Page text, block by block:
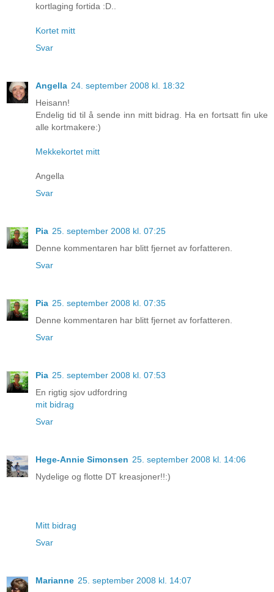
kortlaging fortida :D..
Kortet mitt
Svar
Angella 24. september 2008 kl. 18:32
Heisann!
Endelig tid til å sende inn mitt bidrag. Ha en fortsatt fin uke
alle kortmakere:)
Mekkekortet mitt
Angella
Svar
Pia 25. september 2008 kl. 07:25
Denne kommentaren har blitt fjernet av forfatteren.
Svar
Pia 25. september 2008 kl. 07:35
Denne kommentaren har blitt fjernet av forfatteren.
Svar
Pia 25. september 2008 kl. 07:53
En rigtig sjov udfordring
mit bidrag
Svar
Hege-Annie Simonsen 25. september 2008 kl. 14:06
Nydelige og flotte DT kreasjoner!!:)
Mitt bidrag
Svar
Marianne 25. september 2008 kl. 14:07